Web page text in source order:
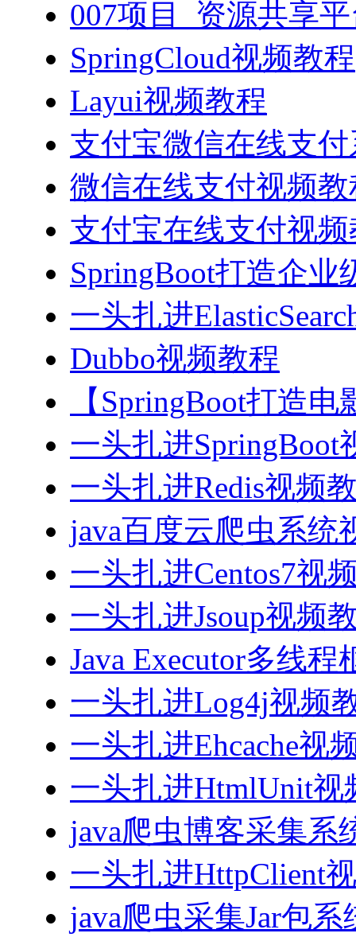
007项目_资源共享
SpringCloud视频教程
Layui视频教程
支付宝微信在线支
微信在线支付视频教
支付宝在线支付视
SpringBoot打造企业
一头扎进
Dubbo视频教程
【SpringBoot打造
一头扎进SpringBoot
一头扎进Redis视频
java百度云爬虫系统
一头扎进Centos7视
一头扎进Jsoup视频
Java Executor多线
一头扎进Log4j视频
一头扎进Ehcache视
一头扎进HtmlUnit视
java爬虫博客采集系
一头扎进HttpClient
java爬虫采集Jar包